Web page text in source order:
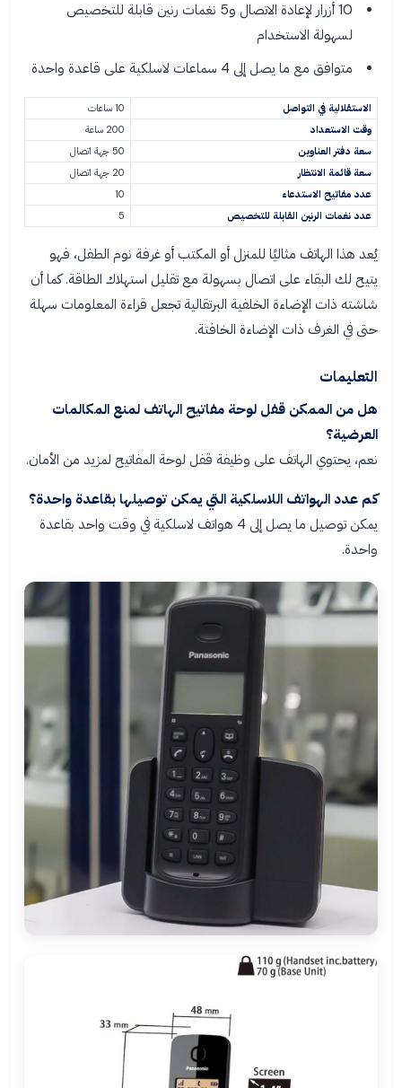
10 أزرار لإعادة الاتصال و5 نغمات رنين قابلة للتخصيص
لسهولة الاستخدام
متوافق مع ما يصل إلى 4 سماعات لاسلكية على قاعدة واحدة
الاستقلالية في التواصل
10 ساعات
وقت الاستعداد
200 ساعة
سعة دفتر العناوين
50 جهة اتصال
سعة قائمة الانتظار
20 جهة اتصال
عدد مفاتيح الاستدعاء
10
عدد نغمات الرنين القابلة للتخصيص
5
يُعد هذا الهاتف مثاليًا للمنزل أو المكتب أو غرفة نوم الطفل، فهو
يتيح لك البقاء على اتصال بسهولة مع تقليل استهلاك الطاقة. كما أن
شاشته ذات الإضاءة الخلفية البرتقالية تجعل قراءة المعلومات سهلة
حتى في الغرف ذات الإضاءة الخافتة.
التعليمات
هل من الممكن قفل لوحة مفاتيح الهاتف لمنع المكالمات
العرضية؟
نعم، يحتوي الهاتف على وظيفة قفل لوحة المفاتيح لمزيد من الأمان.
كم عدد الهواتف اللاسلكية التي يمكن توصيلها بقاعدة واحدة؟
يمكن توصيل ما يصل إلى 4 هواتف لاسلكية في وقت واحد بقاعدة
واحدة.